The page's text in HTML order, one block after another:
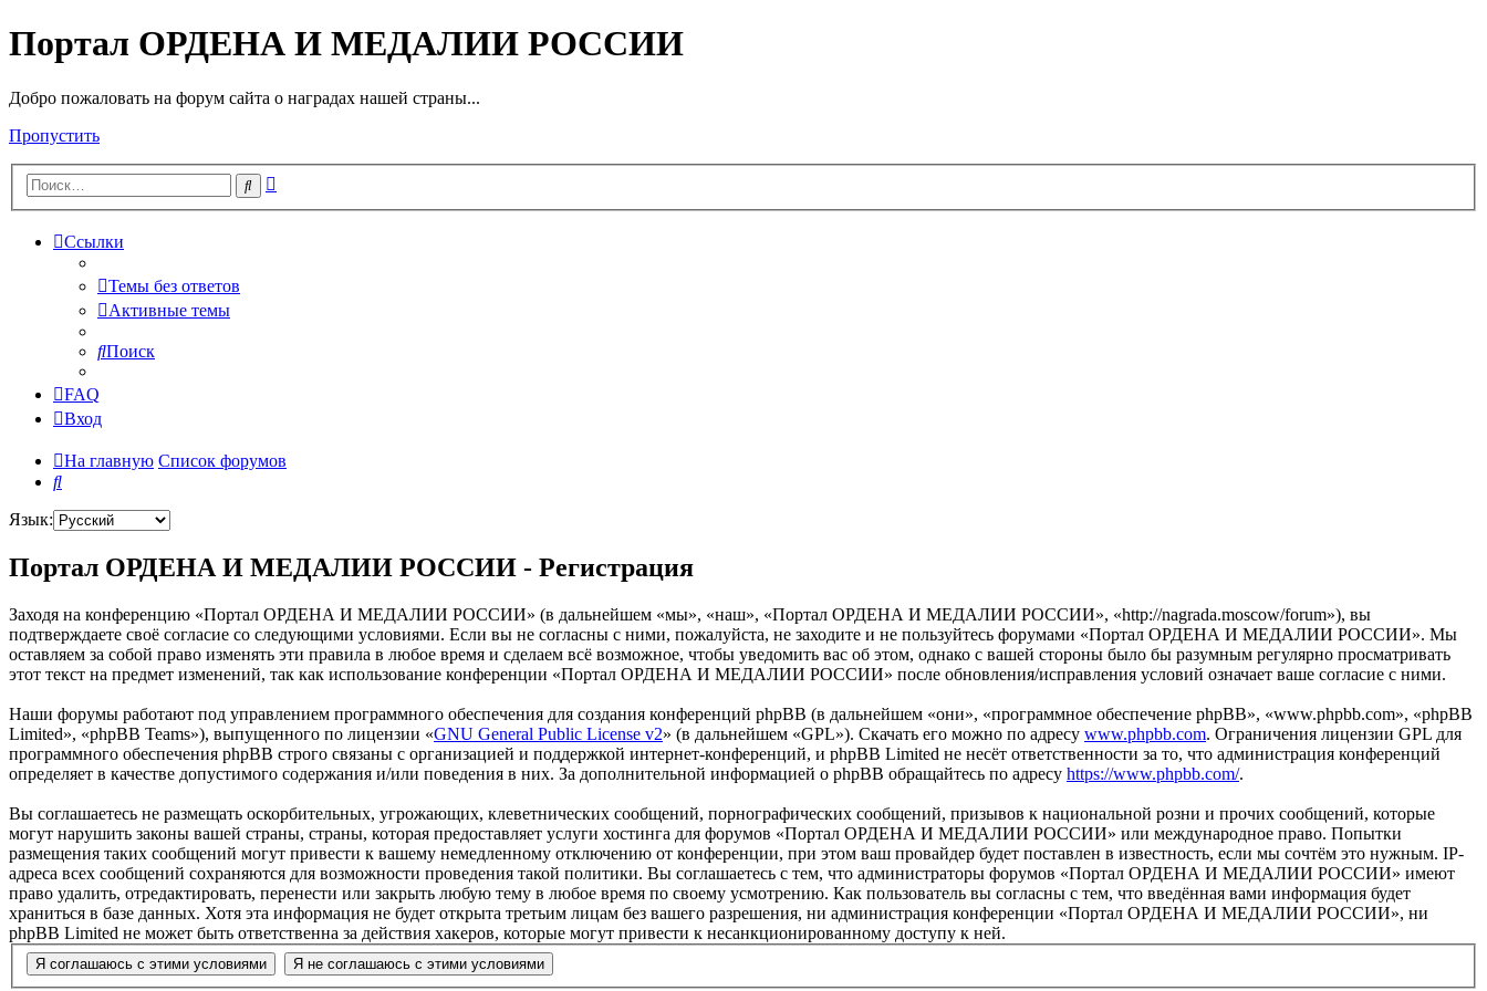
Портал ОРДЕНА И МЕДАЛИИ РОССИИ
Добро пожаловать на форум сайта о наградах нашей страны...
Пропустить
Поиск
Ссылки
Темы без ответов
Активные темы
Поиск
FAQ
Вход
На главную Список форумов
Поиск
Язык:
Портал ОРДЕНА И МЕДАЛИИ РОССИИ - Регистрация
Заходя на конференцию «Портал ОРДЕНА И МЕДАЛИИ РОССИИ» (в дальнейшем «мы», «наш», «Портал ОРДЕНА И МЕДАЛИИ РОССИИ», «http://nagrada.moscow/forum»), вы
подтверждаете своё согласие со следующими условиями. Если вы не согласны с ними, пожалуйста, не заходите и не пользуйтесь форумами «Портал ОРДЕНА И МЕДАЛИИ РОССИИ». Мы
оставляем за собой право изменять эти правила в любое время и сделаем всё возможное, чтобы уведомить вас об этом, однако с вашей стороны было бы разумным регулярно просматривать
этот текст на предмет изменений, так как использование конференции «Портал ОРДЕНА И МЕДАЛИИ РОССИИ» после обновления/исправления условий означает ваше согласие с ними.
Наши форумы работают под управлением программного обеспечения для создания конференций phpBB (в дальнейшем «они», «программное обеспечение phpBB», «www.phpbb.com», «phpBB
Limited», «phpBB Teams»), выпущенного по лицензии «GNU General Public License v2» (в дальнейшем «GPL»). Скачать его можно по адресу www.phpbb.com. Ограничения лицензии GPL для
программного обеспечения phpBB строго связаны с организацией и поддержкой интернет-конференций, и phpBB Limited не несёт ответственности за то, что администрация конференций
определяет в качестве допустимого содержания и/или поведения в них. За дополнительной информацией о phpBB обращайтесь по адресу https://www.phpbb.com/.
Вы соглашаетесь не размещать оскорбительных, угрожающих, клеветнических сообщений, порнографических сообщений, призывов к национальной розни и прочих сообщений, которые
могут нарушить законы вашей страны, страны, которая предоставляет услуги хостинга для форумов «Портал ОРДЕНА И МЕДАЛИИ РОССИИ» или международное право. Попытки
размещения таких сообщений могут привести к вашему немедленному отключению от конференции, при этом ваш провайдер будет поставлен в известность, если мы сочтём это нужным. IP-
адреса всех сообщений сохраняются для возможности проведения такой политики. Вы соглашаетесь с тем, что администраторы форумов «Портал ОРДЕНА И МЕДАЛИИ РОССИИ» имеют
право удалить, отредактировать, перенести или закрыть любую тему в любое время по своему усмотрению. Как пользователь вы согласны с тем, что введённая вами информация будет
храниться в базе данных. Хотя эта информация не будет открыта третьим лицам без вашего разрешения, ни администрация конференции «Портал ОРДЕНА И МЕДАЛИИ РОССИИ», ни
phpBB Limited не может быть ответственна за действия хакеров, которые могут привести к несанкционированному доступу к ней.